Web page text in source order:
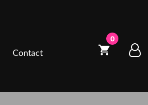
Contact
0